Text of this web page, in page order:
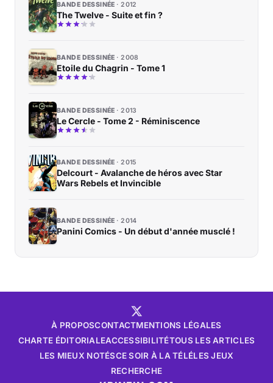
BANDE DESSINÉE 2012
The Twelve - Suite et fin ?
BANDE DESSINÉE 2008
Etoile du Chagrin - Tome 1
BANDE DESSINÉE 2013
Le Cercle - Tome 2 - Réminiscence
BANDE DESSINÉE 2015
Delcourt - Avalanche de héros avec Star
Wars Rebels et Invincible
BANDE DESSINÉE 2014
Panini Comics - Un début d'année musclé !
À PROPOSCONTACTMENTIONS LÉGALES
CHARTE ÉDITORIALEACCESSIBILITÉTOUS LES ARTICLES
LES MIEUX NOTÉSCE SOIR À LA TÉLÉLES JEUX
RECHERCHE